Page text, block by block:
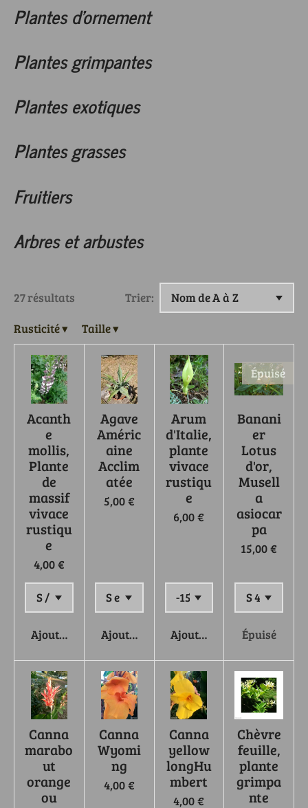
Plantes d'ornement
Plantes grimpantes
Plantes exotiques
Plantes grasses
Fruitiers
Arbres et arbustes
27 résultats
Trier:
Rusticité▾ Taille▾
Acanth
e
mollis,
Plante
de
massif
vivace
rustiqu
e
4,00 €
Ajouter au panier
Agave
Améric
aine
Acclim
atée
5,00 €
Ajouter au panier
Arum
d'Italie,
plante
vivace
rustiqu
e
6,00 €
Ajouter au panier
Épuisé
Banani
er
Lotus
d'or,
Musell
a
asiocar
pa
15,00 €
Épuisé
Canna
marabo
ut
orange
ou
Canna
Wyomi
ng
4,00 €
Canna
yellow
longHu
mbert
4,00 €
Chèvre
feuille,
plante
grimpa
nte